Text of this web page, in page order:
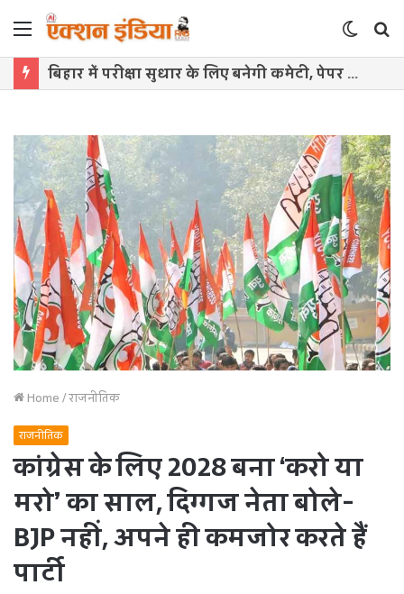
Menu
Switch
skin
बिहार में परीक्षा सुधार के लिए बनेगी कमेटी, पेपर लीक रोकने को सख्त कानून लागू
Home/राजनीतिक
राजनीतिक
कांग्रेस के लिए 2028 बना ‘करो या
मरो’ का साल, दिग्गज नेता बोले-
BJP नहीं, अपने ही कमजोर करते हैं
पार्टी